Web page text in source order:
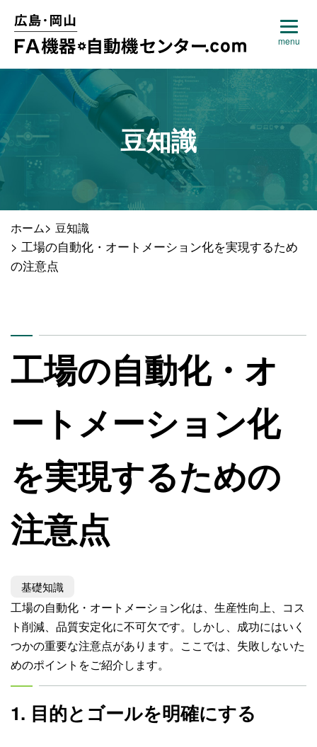
豆知識
ホーム> 豆知識
> 工場の自動化・オートメーション化を実現するため
の注意点
工場の自動化・オ
ートメーション化
を実現するための
注意点
基礎知識
工場の自動化・オートメーション化は、生産性向上、コス
ト削減、品質安定化に不可欠です。しかし、成功にはいく
つかの重要な注意点があります。ここでは、失敗しないた
めのポイントをご紹介します。
1. 目的とゴールを明確にする